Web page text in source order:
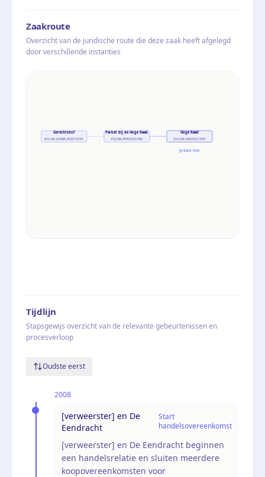
Zaakroute
Overzicht van de juridische route die deze zaak heeft afgelegd
door verschillende instanties
Gerechtshof
ECLI:NL:GHARL:2020:10725
Parket bij de Hoge Raad
ECLI:NL:PHR:2022:388
Hoge Raad
ECLI:NL:HR:2022:1599
Je bent hier
Tijdlijn
Stapsgewijs overzicht van de relevante gebeurtenissen en
procesverloop
Oudste eerst
2008
[verweerster] en De
Eendracht
Start
handelsovereenkomst
[verweerster] en De Eendracht beginnen
een handelsrelatie en sluiten meerdere
koopovereenkomsten voor